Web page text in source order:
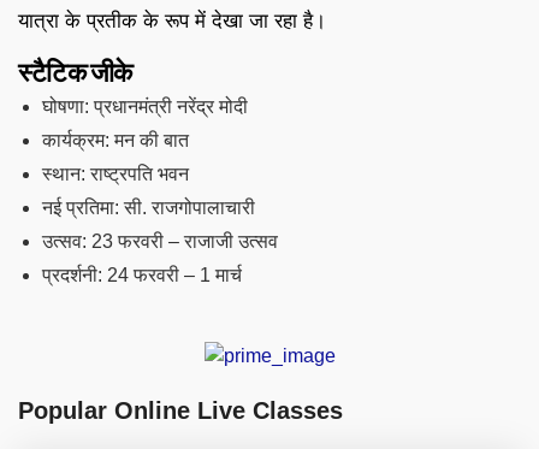
यात्रा के प्रतीक के रूप में देखा जा रहा है।
स्टैटिक जीके
घोषणा: प्रधानमंत्री नरेंद्र मोदी
कार्यक्रम: मन की बात
स्थान: राष्ट्रपति भवन
नई प्रतिमा: सी. राजगोपालाचारी
उत्सव: 23 फरवरी – राजाजी उत्सव
प्रदर्शनी: 24 फरवरी – 1 मार्च
Popular Online Live Classes